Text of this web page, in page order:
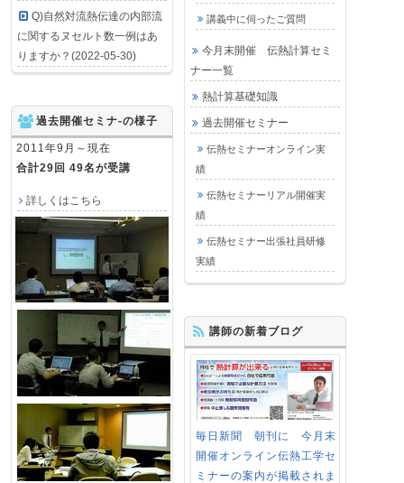
Q)自然対流熱伝達の内部流
に関するヌセルト数一例はあ
りますか？(2022-05-30)
講義中に伺ったご質問
今月末開催 伝熱計算セミ
ナー一覧
熱計算基礎知識
過去開催セミナー
伝熱セミナーオンライン実
績
伝熱セミナーリアル開催実
績
伝熱セミナー出張社員研修
実績
過去開催セミナ-の様子
2011年9月～現在
合計29回 49名が受講
詳しくはこちら
講師の新着ブログ
毎日新聞 朝刊に 今月末
開催オンライン伝熱工学セ
ミナーの案内が掲載されま